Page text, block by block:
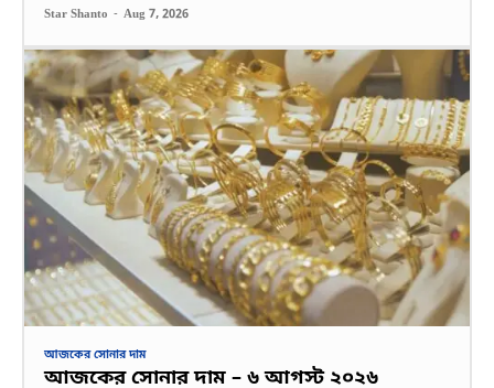
Star Shanto - Aug 7, 2026
আজকের সোনার দাম
আজকের সোনার দাম – ৬ আগস্ট ২০২৬